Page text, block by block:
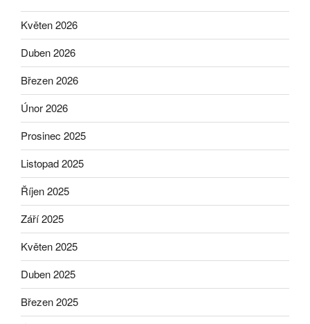
Květen 2026
Duben 2026
Březen 2026
Únor 2026
Prosinec 2025
Listopad 2025
Říjen 2025
Září 2025
Květen 2025
Duben 2025
Březen 2025